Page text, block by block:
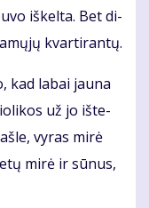
iš­kel­ta. Bet di­
kvar­ti­ran­tų.
kad la­bai jau­na
už jo iš­te­
vy­ras mi­rė
mi­rė ir sū­nus,